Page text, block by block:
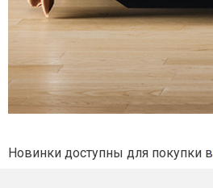
Новинки доступны для покупки в